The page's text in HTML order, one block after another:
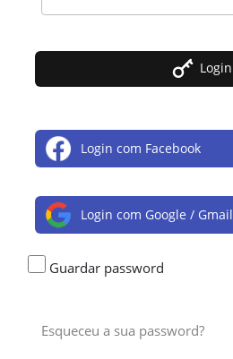
Login
Login com Facebook
Login com Google / Gmail
Guardar password
Esqueceu a sua password?